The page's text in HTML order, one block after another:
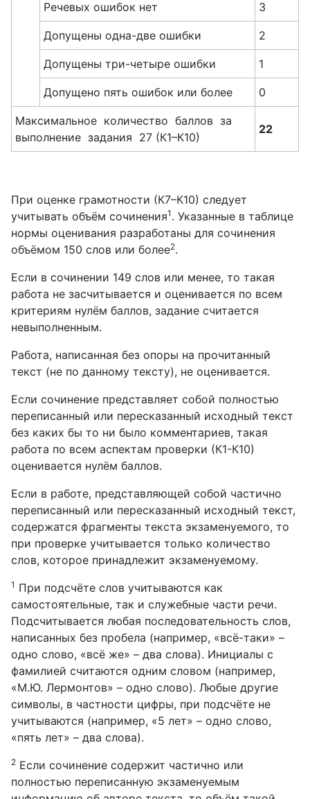
Речевых ошибок нет 3
Допущены одна-две ошибки 2
Допущены три-четыре ошибки 1
Допущено пять ошибок или более 0
Максимальное количество баллов за
выполнение задания 27 (К1–К10)
22
При оценке грамотности (К7–К10) следует
учитывать объём сочинения1 . Указанные в таблице
нормы оценивания разработаны для сочинения
объёмом 150 слов или более2.
Если в сочинении 149 слов или менее, то такая
работа не засчитывается и оценивается по всем
критериям нулём баллов, задание считается
невыполненным.
Работа, написанная без опоры на прочитанный
текст (не по данному тексту), не оценивается.
Если сочинение представляет собой полностью
переписанный или пересказанный исходный текст
без каких бы то ни было комментариев, такая
работа по всем аспектам проверки (К1-К10)
оценивается нулём баллов.
Если в работе, представляющей собой частично
переписанный или пересказанный исходный текст,
содержатся фрагменты текста экзаменуемого, то
при проверке учитывается только количество
слов, которое принадлежит экзаменуемому.
1 При подсчёте слов учитываются как
самостоятельные, так и служебные части речи.
Подсчитывается любая последовательность слов,
написанных без пробела (например, «всё-таки» –
одно слово, «всё же» – два слова). Инициалы с
фамилией считаются одним словом (например,
«М.Ю. Лермонтов» – одно слово). Любые другие
символы, в частности цифры, при подсчёте не
учитываются (например, «5 лет» – одно слово,
«пять лет» – два слова).
2 Если сочинение содержит частично или
полностью переписанную экзаменуемым